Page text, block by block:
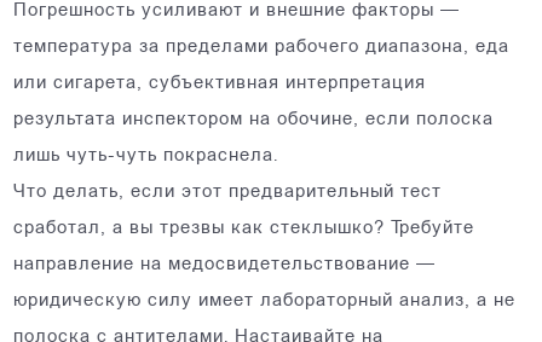
Погрешность усиливают и внешние факторы —
температура за пределами рабочего диапазона, еда
или сигарета, субъективная интерпретация
результата инспектором на обочине, если полоска
лишь чуть-чуть покраснела.
Что делать, если этот предварительный тест
сработал, а вы трезвы как стеклышко? Требуйте
направление на медосвидетельствование —
юридическую силу имеет лабораторный анализ, а не
полоска с антителами. Настаивайте на